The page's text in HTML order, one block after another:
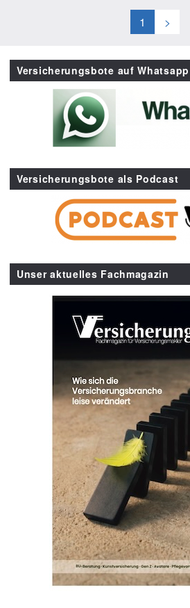
1 >
Versicherungsbote auf Whatsapp
Versicherungsbote als Podcast
Unser aktuelles Fachmagazin